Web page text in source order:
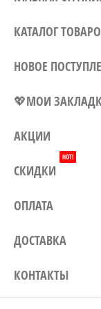
КАТАЛОГ
НОВОЕ
💖МОИ
АКЦИИ
СКИДКИ
HOT!
ОПЛАТА
ДОСТАВКА
КОНТАКТЫ